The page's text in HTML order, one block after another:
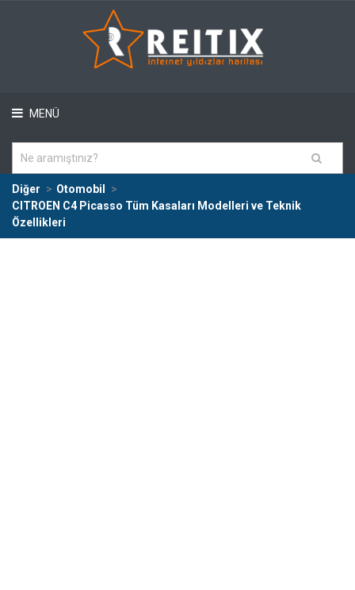
MENÜ
Diğer
Otomobil
CITROEN C4 Picasso Tüm Kasaları Modelleri ve Teknik
Özellikleri